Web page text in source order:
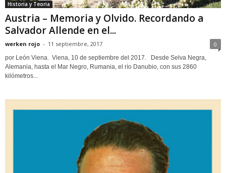
Historia y Teoria
Austria – Memoria y Olvido. Recordando a
Salvador Allende en el...
werken rojo - 11 septiembre, 2017 0
por León Viena. Viena, 10 de septiembre del 2017. Desde Selva Negra,
Alemania, hasta el Mar Negro, Rumania, el río Danubio, con sus 2860
kilómetros...